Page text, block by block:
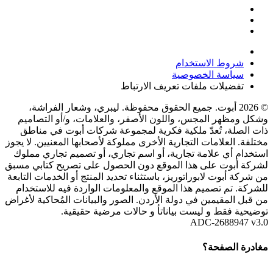
شروط الاستخدام
سياسة الخصوصية
تفضيلات ملفات تعريف الارتباط
© 2026 أبوت. جميع الحقوق محفوظة. ليبري، وشعار الفراشة،
وشكل ومظهر المجس، واللون الأصفر، والعلامات، و/أو التصاميم
ذات الصلة، تُعدّ ملكية فكرية لمجموعة شركات أبوت في مناطق
مختلفة. العلامات التجارية الأخرى مملوكة لأصحابها المعنيين. لا يجوز
استخدام أي علامة تجارية، أو اسم تجاري، أو تصميم تجاري مملوك
لشركة أبوت على هذا الموقع دون الحصول على تصريح كتابي مسبق
من شركة أبوت لابوراتوريز، باستثناء تحديد المنتج أو الخدمات التابعة
للشركة. تم تصميم هذا الموقع والمعلومات الواردة فيه للاستخدام
من قبل المقيمين في دولة الأردن. الصور والبيانات المُحاكية لأغراض
توضيحية فقط و ليست بياناتأ و حالات مرضية حقيقية.
ADC-2688947 v3.0
مغادرة الصفحة؟